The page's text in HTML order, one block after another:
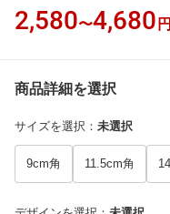
2,580〜4,680 円
商品詳細を選択
サイズを選択 ： 未選択
9cm角 11.5cm角